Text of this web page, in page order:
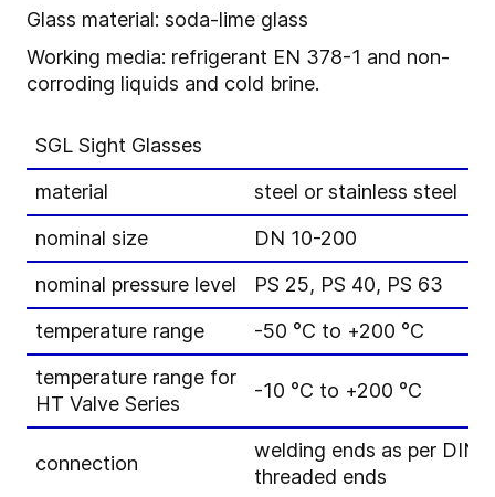
Glass material: soda-lime glass
Working media: refrigerant EN 378-1 and non-
corroding liquids and cold brine.
SGL Sight Glasses
material
steel or stainless steel
nominal size
DN 10-200
nominal pressure level
PS 25, PS 40, PS 63
temperature range
-50 °C to +200 °C
temperature range for
HT Valve Series
-10 °C to +200 °C
connection
welding ends as per DIN
threaded ends